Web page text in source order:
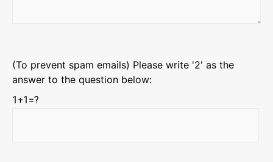
(To prevent spam emails) Please write '2' as the
answer to the question below:
1+1=?